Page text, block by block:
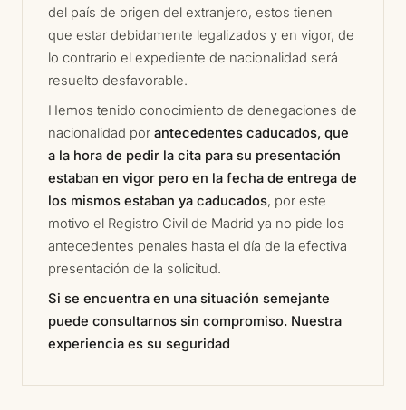
del país de origen del extranjero, estos tienen
que estar debidamente legalizados y en vigor, de
lo contrario el expediente de nacionalidad será
resuelto desfavorable.
Hemos tenido conocimiento de denegaciones de
nacionalidad por antecedentes caducados, que
a la hora de pedir la cita para su presentación
estaban en vigor pero en la fecha de entrega de
los mismos estaban ya caducados, por este
motivo el Registro Civil de Madrid ya no pide los
antecedentes penales hasta el día de la efectiva
presentación de la solicitud.
Si se encuentra en una situación semejante
puede consultarnos sin compromiso. Nuestra
experiencia es su seguridad